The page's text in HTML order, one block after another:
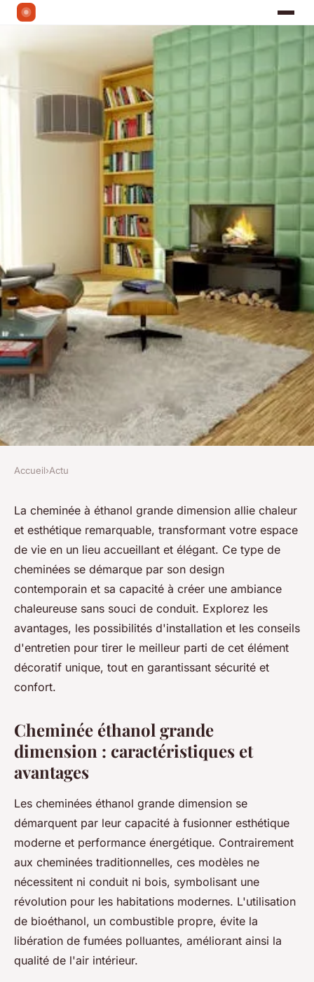
Cheminée éthanol grande
dimension : chaleur et design
impactant
Lana•14 décembre 2024•3 min de lecture
Accueil›Actu
La cheminée à éthanol grande dimension allie chaleur
et esthétique remarquable, transformant votre espace
de vie en un lieu accueillant et élégant. Ce type de
cheminées se démarque par son design
contemporain et sa capacité à créer une ambiance
chaleureuse sans souci de conduit. Explorez les
avantages, les possibilités d'installation et les conseils
d'entretien pour tirer le meilleur parti de cet élément
décoratif unique, tout en garantissant sécurité et
confort.
Cheminée éthanol grande
dimension : caractéristiques et
avantages
Les cheminées éthanol grande dimension se
démarquent par leur capacité à fusionner esthétique
moderne et performance énergétique. Contrairement
aux cheminées traditionnelles, ces modèles ne
nécessitent ni conduit ni bois, symbolisant une
révolution pour les habitations modernes. L'utilisation
de bioéthanol, un combustible propre, évite la
libération de fumées polluantes, améliorant ainsi la
qualité de l'air intérieur.